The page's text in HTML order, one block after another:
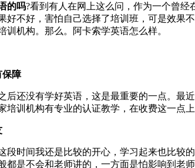
的吗?看到有人在网上这么问，作为一个曾
好不好，害怕自己选择了培训班，可是效果
训机构。那么。阿卡索学英语怎么样。
保障
后还没有学好英语，这是最重要的一点。最
培训机构有专业的认证教学，在收费这一点
段时间我还是比较的开心，学习起来也比较
都是不会和老师讲的，一方面是怕影响到老